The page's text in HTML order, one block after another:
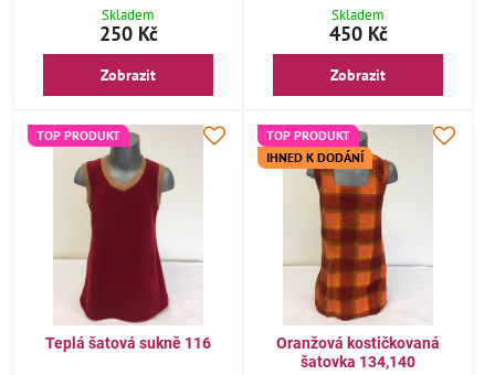
Skladem
250 Kč
Zobrazit
Skladem
450 Kč
Zobrazit
TOP PRODUKT
Teplá šatová sukně 116
TOP PRODUKT
IHNED K DODÁNÍ
Oranžová kostičkovaná
šatovka 134,140